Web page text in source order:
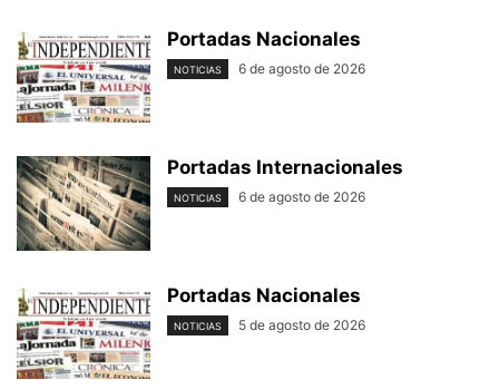
Portadas Nacionales
NOTICIAS 6 de agosto de 2026
Portadas Internacionales
NOTICIAS 6 de agosto de 2026
Portadas Nacionales
NOTICIAS 5 de agosto de 2026